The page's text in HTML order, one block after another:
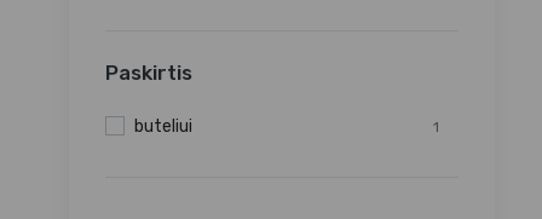
Paskirtis
buteliui 1